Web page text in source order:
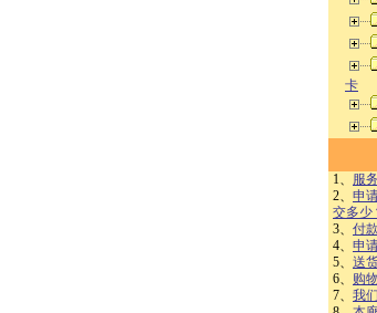
卡
1、 服
2、 申
交多少
3、 付
4、 申
5、 送
6、 购
7、 我